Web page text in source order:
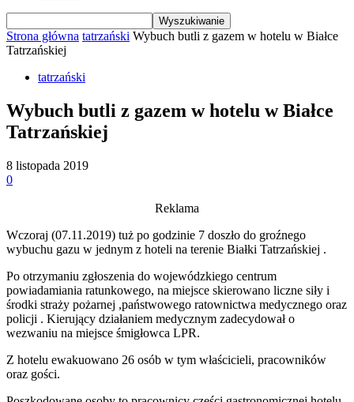
Strona główna tatrzański Wybuch butli z gazem w hotelu w Białce
Tatrzańskiej
tatrzański
Wybuch butli z gazem w hotelu w Białce
Tatrzańskiej
8 listopada 2019
0
Reklama
Wczoraj (07.11.2019) tuż po godzinie 7 doszło do groźnego
wybuchu gazu w jednym z hoteli na terenie Białki Tatrzańskiej .
Po otrzymaniu zgłoszenia do wojewódzkiego centrum
powiadamiania ratunkowego, na miejsce skierowano liczne siły i
środki straży pożarnej ,państwowego ratownictwa medycznego oraz
policji . Kierujący działaniem medycznym zadecydował o
wezwaniu na miejsce śmigłowca LPR.
Z hotelu ewakuowano 26 osób w tym właścicieli, pracowników
oraz gości.